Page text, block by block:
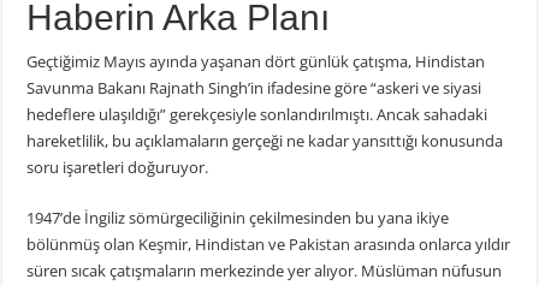
Haberin Arka Planı
Geçtiğimiz Mayıs ayında yaşanan dört günlük çatışma, Hindistan
Savunma Bakanı Rajnath Singh’in ifadesine göre “askeri ve siyasi
hedeflere ulaşıldığı” gerekçesiyle sonlandırılmıştı. Ancak sahadaki
hareketlilik, bu açıklamaların gerçeği ne kadar yansıttığı konusunda
soru işaretleri doğuruyor.
1947’de İngiliz sömürgeciliğinin çekilmesinden bu yana ikiye
bölünmüş olan Keşmir, Hindistan ve Pakistan arasında onlarca yıldır
süren sıcak çatışmaların merkezinde yer alıyor. Müslüman nüfusun